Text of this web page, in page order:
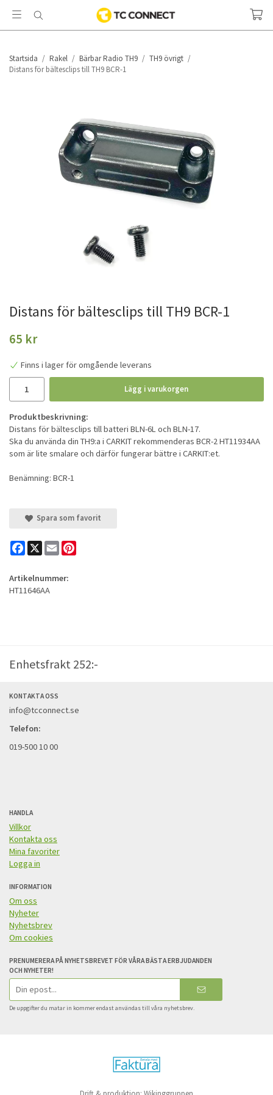
Startsida / Rakel / Bärbar Radio TH9 / TH9 övrigt /
Distans för bältesclips till TH9 BCR-1
Distans för bältesclips till TH9 BCR-1
65 kr
Finns i lager för omgående leverans
Lägg i varukorgen
Produktbeskrivning:
Distans för bältesclips till batteri BLN-6L och BLN-17.
Ska du använda din TH9:a i CARKIT rekommenderas BCR-2 HT11934AA
som är lite smalare och därför fungerar bättre i CARKIT:et.
Benämning: BCR-1
Spara som favorit
Facebook
X Email
Artikelnummer:
HT11646AA
Enhetsfrakt 252:-
KONTAKTA OSS
info@tcconnect.se
Telefon:
019-500 10 00
HANDLA
Villkor
Kontakta oss
Mina favoriter
Logga in
INFORMATION
Om oss
Nyheter
Nyhetsbrev
Om cookies
PRENUMERERA PÅ NYHETSBREVET FÖR VÅRA BÄSTA ERBJUDANDEN
OCH NYHETER!
E-
postadress
De uppgifter du matar in kommer endast användas till våra nyhetsbrev.